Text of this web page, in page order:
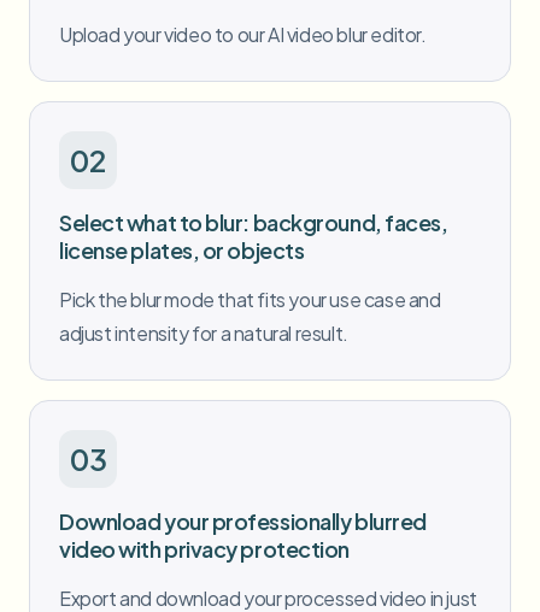
批量视频模糊
一次处理多个视频
自动化上传、任务和Webhook
视频智能
批量背景移除
Upload your video to our AI video blur editor.
02
Select what to blur: background, faces,
license plates, or objects
Pick the blur mode that fits your use case and
adjust intensity for a natural result.
03
Download your professionally blurred
video with privacy protection
Export and download your processed video in just